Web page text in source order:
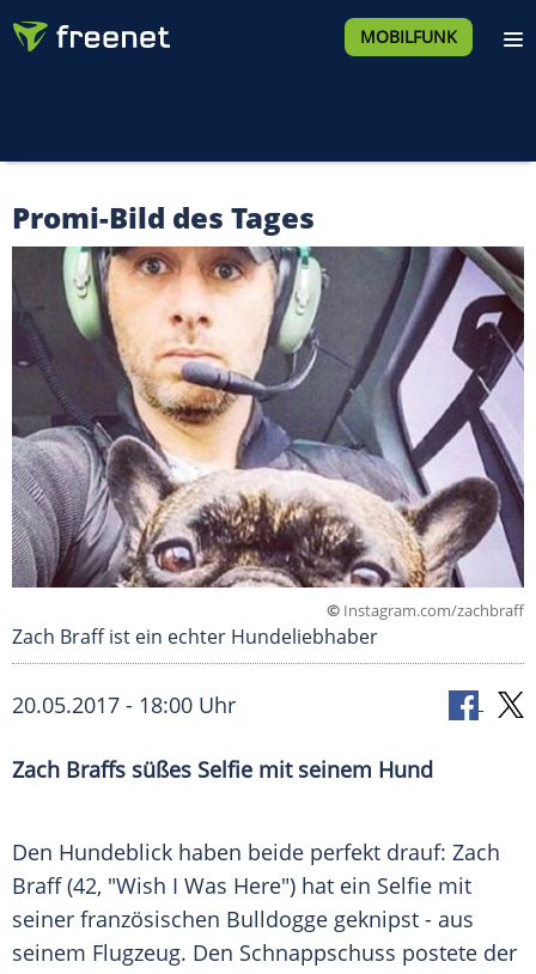
MOBILFUNK
Promi-Bild des Tages
© Instagram.com/zachbraff
Zach Braff ist ein echter Hundeliebhaber
20.05.2017 - 18:00 Uhr
Zach Braffs süßes Selfie mit seinem Hund
Den Hundeblick haben beide perfekt drauf: Zach
Braff(42, "Wish I Was Here") hat ein Selfie mit
seiner französischen Bulldogge geknipst - aus
seinem Flugzeug. Den Schnappschuss postete der